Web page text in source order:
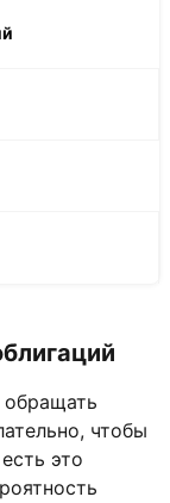
чтобы
это